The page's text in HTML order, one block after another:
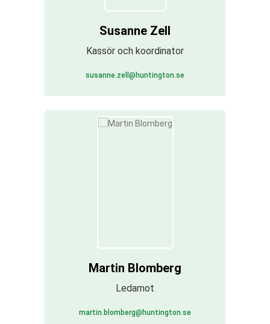
Susanne Zell
Kassör och koordinator
susanne.zell@huntington.se
Martin Blomberg
Ledamot
martin.blomberg@huntington.se
ditt beteende när
du chansen att
anpassat
erbjudanden.